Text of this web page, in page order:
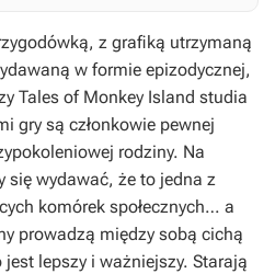
z grafiką utrzymaną
w formie epizodycznej,
Tales of Monkey Island studia
gry są członkowie pewnej
rodziny. Na
się wydawać, że to jedna z
komórek społecznych… a
prowadzą między sobą cichą
lepszy i ważniejszy. Starają